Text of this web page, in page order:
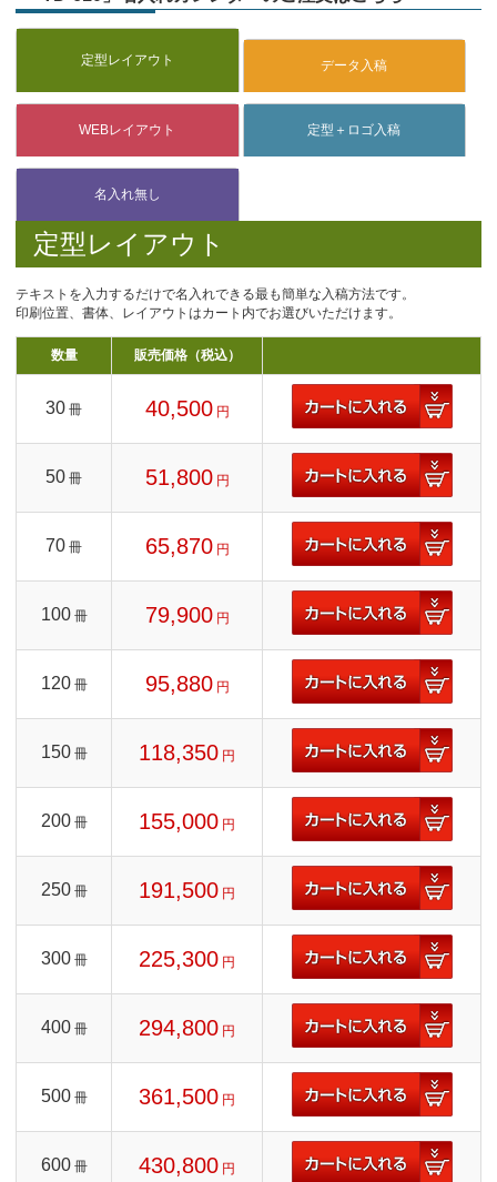
定型レイアウト
テキストを入力するだけで名入れできる最も簡単な入稿方法です。
印刷位置、書体、レイアウトはカート内でお選びいただけます。
数量 販売価格（税込）
30 冊 40,500 円
50 冊 51,800 円
70 冊 65,870 円
100 冊 79,900 円
120 冊 95,880 円
150 冊 118,350 円
200 冊 155,000 円
250 冊 191,500 円
300 冊 225,300 円
400 冊 294,800 円
500 冊 361,500 円
600 冊 430,800 円